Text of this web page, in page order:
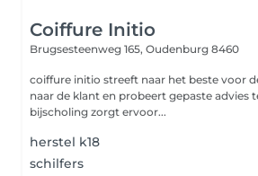
Coiffure Initio
Brugsesteenweg 165, Oudenburg 8460
coiffure initio streeft naar het beste voor
naar de klant en probeert gepaste advies
bijscholing zorgt ervoor...
herstel k18
schilfers